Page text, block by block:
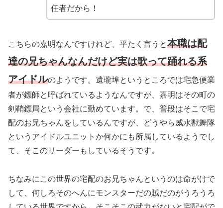
任者だから！
こちらの嘉明なんですけれど、平たく言うと本職は配
達の兄ちゃんなんだけど実は歌って踊れる系
アイドルのようです。遺瓏埠というところでは宅急便業
者が鏢師と呼ばれているようなんですが、嘉明はその町の
剣鞘鏢局という会社に勤めています。で、普段はそこで宅
配のお兄ちゃんをしているんですが、どうやら威水獣舞隊
というアイドルユニットか何かにも所属しているようでし
て、そこのリーダーもしているそうです。
ちなみにこの世界の宅配のお兄ちゃんというのは命がけで
して、何しろそのへんにモンスターだの賊だのがうろうろ